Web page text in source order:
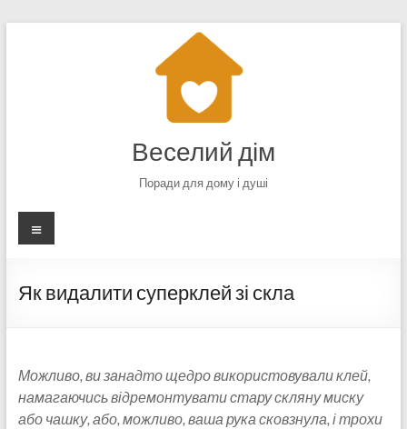
Веселий дім
Поради для дому і душі
Меню
Як видалити суперклей зі скла
Можливо, ви занадто щедро використовували клей,
намагаючись відремонтувати стару скляну миску
або чашку, або, можливо, ваша рука сковзнула, і трохи